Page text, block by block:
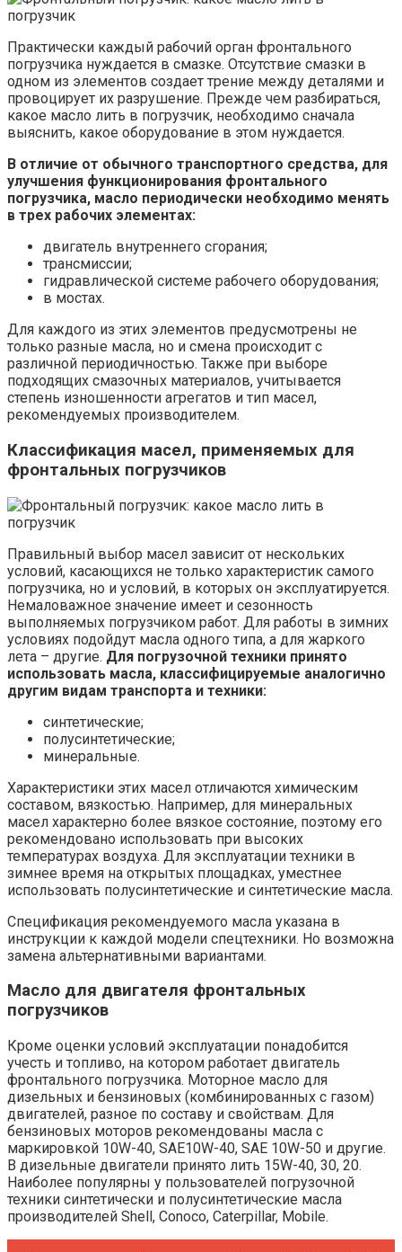
Практически каждый рабочий орган фронтального
погрузчика нуждается в смазке. Отсутствие смазки в
одном из элементов создает трение между деталями и
провоцирует их разрушение. Прежде чем разбираться,
какое масло лить в погрузчик, необходимо сначала
выяснить, какое оборудование в этом нуждается.
В отличие от обычного транспортного средства, для
улучшения функционирования фронтального
погрузчика, масло периодически необходимо менять
в трех рабочих элементах:
двигатель внутреннего сгорания;
трансмиссии;
гидравлической системе рабочего оборудования;
в мостах.
Для каждого из этих элементов предусмотрены не
только разные масла, но и смена происходит с
различной периодичностью. Также при выборе
подходящих смазочных материалов, учитывается
степень изношенности агрегатов и тип масел,
рекомендуемых производителем.
Классификация масел, применяемых для
фронтальных погрузчиков
Правильный выбор масел зависит от нескольких
условий, касающихся не только характеристик самого
погрузчика, но и условий, в которых он эксплуатируется.
Немаловажное значение имеет и сезонность
выполняемых погрузчиком работ. Для работы в зимних
условиях подойдут масла одного типа, а для жаркого
лета – другие. Для погрузочной техники принято
использовать масла, классифицируемые аналогично
другим видам транспорта и техники:
синтетические;
полусинтетические;
минеральные.
Характеристики этих масел отличаются химическим
составом, вязкостью. Например, для минеральных
масел характерно более вязкое состояние, поэтому его
рекомендовано использовать при высоких
температурах воздуха. Для эксплуатации техники в
зимнее время на открытых площадках, уместнее
использовать полусинтетические и синтетические масла.
Спецификация рекомендуемого масла указана в
инструкции к каждой модели спецтехники. Но возможна
замена альтернативными вариантами.
Масло для двигателя фронтальных
погрузчиков
Кроме оценки условий эксплуатации понадобится
учесть и топливо, на котором работает двигатель
фронтального погрузчика. Моторное масло для
дизельных и бензиновых (комбинированных с газом)
двигателей, разное по составу и свойствам. Для
бензиновых моторов рекомендованы масла с
маркировкой 10W-40, SAE10W-40, SAE 10W-50 и другие.
В дизельные двигатели принято лить 15W-40, 30, 20.
Наиболее популярны у пользователей погрузочной
техники синтетически и полусинтетические масла
производителей Shell, Conoco, Caterpillar, Mobile.